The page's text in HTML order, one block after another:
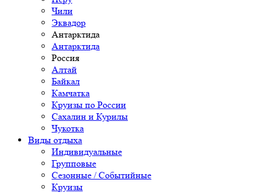
Чили
Эквадор
Антарктида
Антарктида
Россия
Алтай
Байкал
Камчатка
Круизы по России
Сахалин и Курилы
Чукотка
Виды отдыха
Индивидуальные
Групповые
Сезонные / Событийные
Круизы